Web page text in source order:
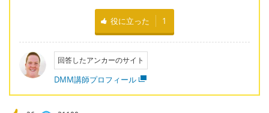
役に立った 1
回答したアンカーのサイト
DMM講師プロフィール